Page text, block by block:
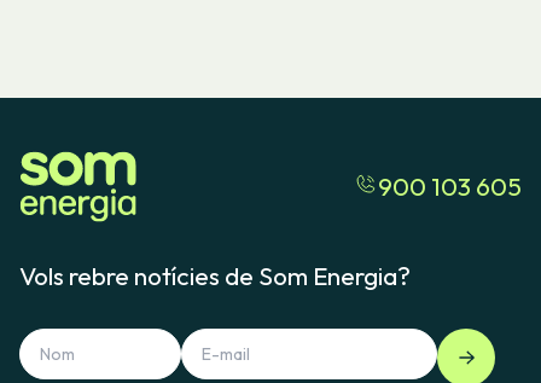
900 103 605
Vols rebre notícies de Som Energia?